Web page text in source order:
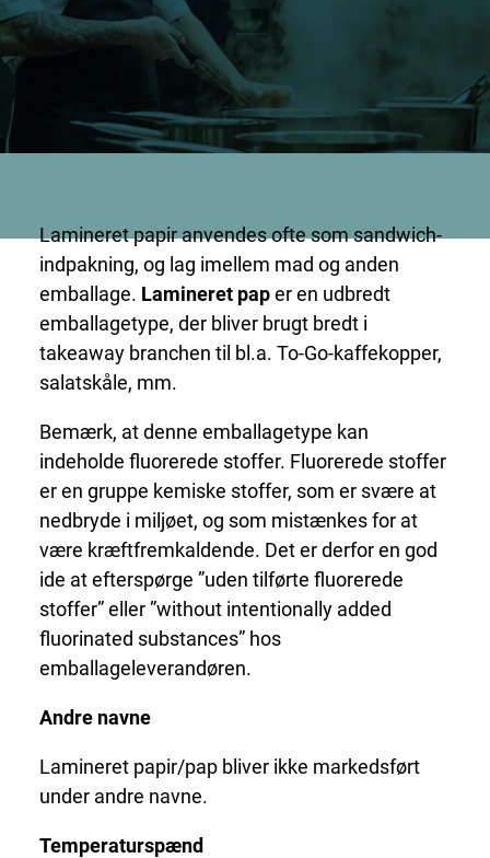
Lamineret papir anvendes ofte som sandwich-
indpakning, og lag imellem mad og anden
emballage. Lamineret paper en udbredt
emballagetype, der bliver brugt bredt i
takeaway branchen til bl.a. To-Go-kaffekopper,
salatskåle, mm.
Bemærk, at denne emballagetype kan
indeholde fluorerede stoffer. Fluorerede stoffer
er en gruppe kemiske stoffer, som er svære at
nedbryde i miljøet, og som mistænkes for at
være kræftfremkaldende. Det er derfor en god
ide at efterspørge ”uden tilførte fluorerede
stoffer” eller ”without intentionally added
fluorinated substances” hos
emballageleverandøren.
Andre navne
Lamineret papir/pap bliver ikke markedsført
under andre navne.
Temperaturspænd